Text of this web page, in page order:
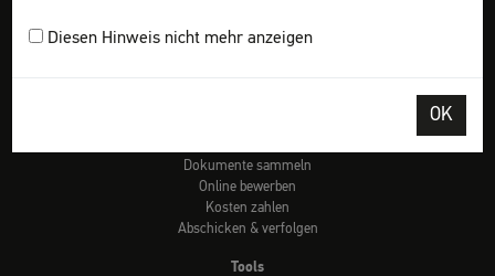
Diesen Hinweis nicht mehr anzeigen
OK
Kontakt
Dokumente sammeln
Online bewerben
Kosten zahlen
Abschicken & verfolgen
Tools